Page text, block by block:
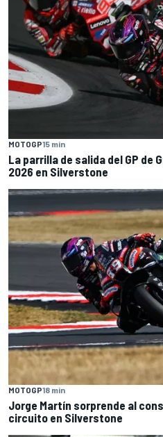
MOTOGP15 min
La parrilla de salida del GP de
2026 en Silverstone
MOTOGP18 min
Jorge Martín sorprende al
circuito en Silverstone